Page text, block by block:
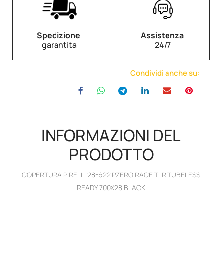
Spedizione
garantita
Assistenza
24/7
Condividi anche su:
INFORMAZIONI DEL
PRODOTTO
COPERTURA PIRELLI 28-622 PZERO RACE TLR TUBELESS
READY 700X28 BLACK